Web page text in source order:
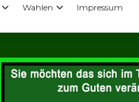
Wahlen Impressum